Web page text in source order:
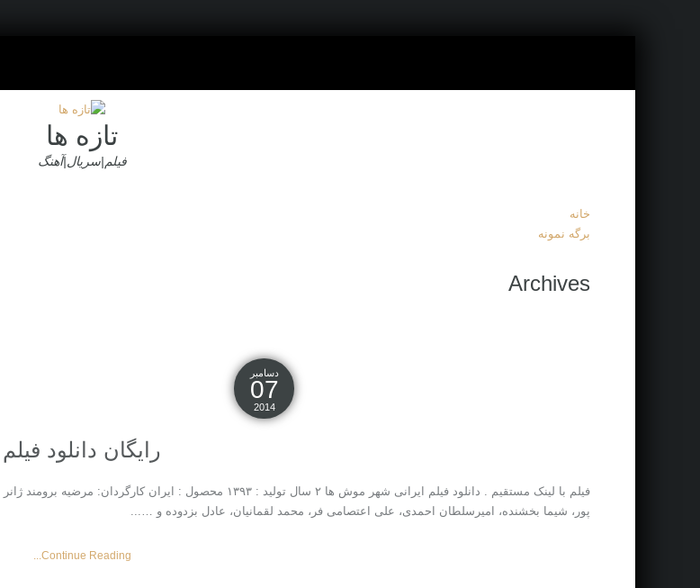
تازه ها
فیلم|سریال|آهنگ
خانه
برگه نمونه
Archives
دسامبر
07
2014
رایگان دانلود فیلم
فیلم با لینک مستقیم . دانلود فیلم ایرانی شهر موش ها ۲ سال تولید
پور، شیما بخشنده، امیرسلطان احمدی، علی اعتصامی فر، محمد لقمانیان، عادل بزدوده و …...
Continue Reading...